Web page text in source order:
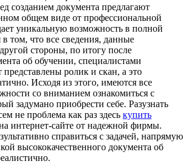
созданием документа предлагают
общем виде от профессиональной
уникальную возможность в полной
в том, что все сведения, данные
стороны, по итогу после
об обучении, специалистами
представлены ролик и скан, а это
Исходя из этого, имеются все
со вниманием ознакомиться с
задумано приобрести себе. Разузнать
не проблема как раз здесь купить
интернет-сайте от надежной фирмы.
справиться с задачей, напрямую
высококачественного документа об